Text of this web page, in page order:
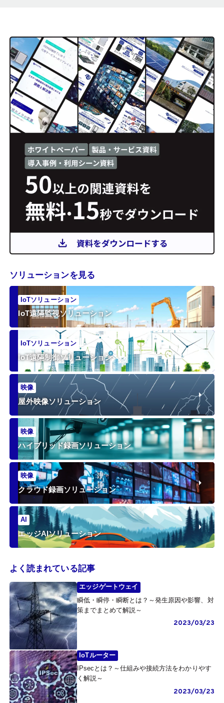
ソリューションを見る
IoTソリューション
IoT遠隔監視ソリューション
IoTソリューション
IoT遠隔制御ソリューション
映像
屋外映像ソリューション
映像
ハイブリッド録画ソリューション
映像
クラウド録画ソリューション
AI
エッジAIソリューション
よく読まれている記事
エッジゲートウェイ
瞬低・瞬停・瞬断とは？～発生原因や影響、対
策までまとめて解説～
2023/03/23
IoTルーター
IPsecとは？～仕組みや接続方法をわかりやす
く解説～
2023/03/23